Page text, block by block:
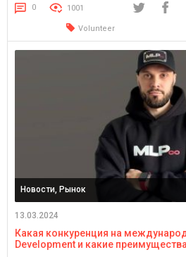
поделились своим опытом
ситуацией с призывом. Какая волна
0 1001
Volunteer
Новости, Рынок
13.03.2024
Какая конкуренция на
Development и какие